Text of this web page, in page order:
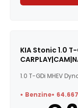
KIA Stonic 1.0
Benzine